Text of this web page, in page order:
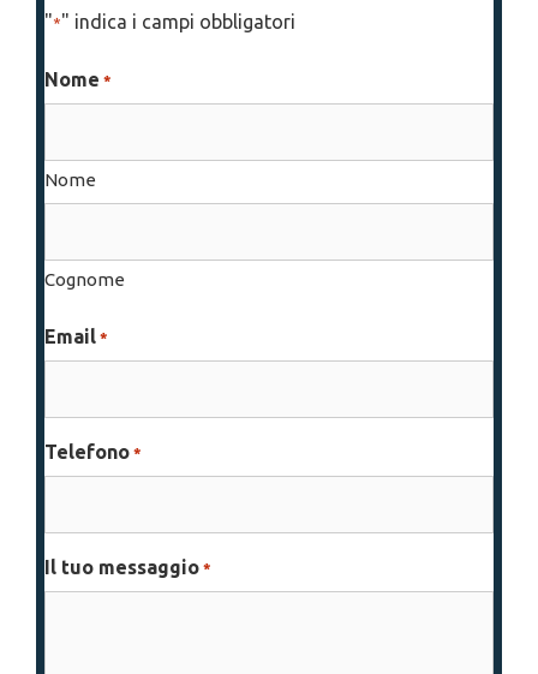
"*" indica i campi obbligatori
Nome *
Nome
Cognome
Email *
Telefono *
Il tuo messaggio *